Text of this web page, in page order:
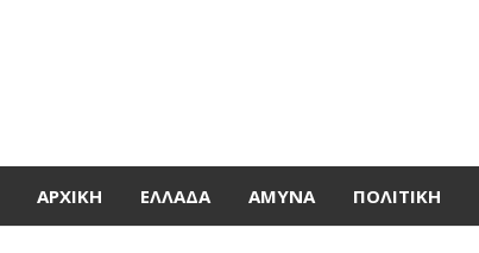
ΑΡΧΙΚΉ ΕΛΛΆΔΑ ΆΜΥΝΑ ΠΟΛΙΤΙΚΉ